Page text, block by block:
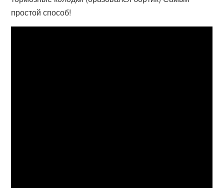
простой способ!